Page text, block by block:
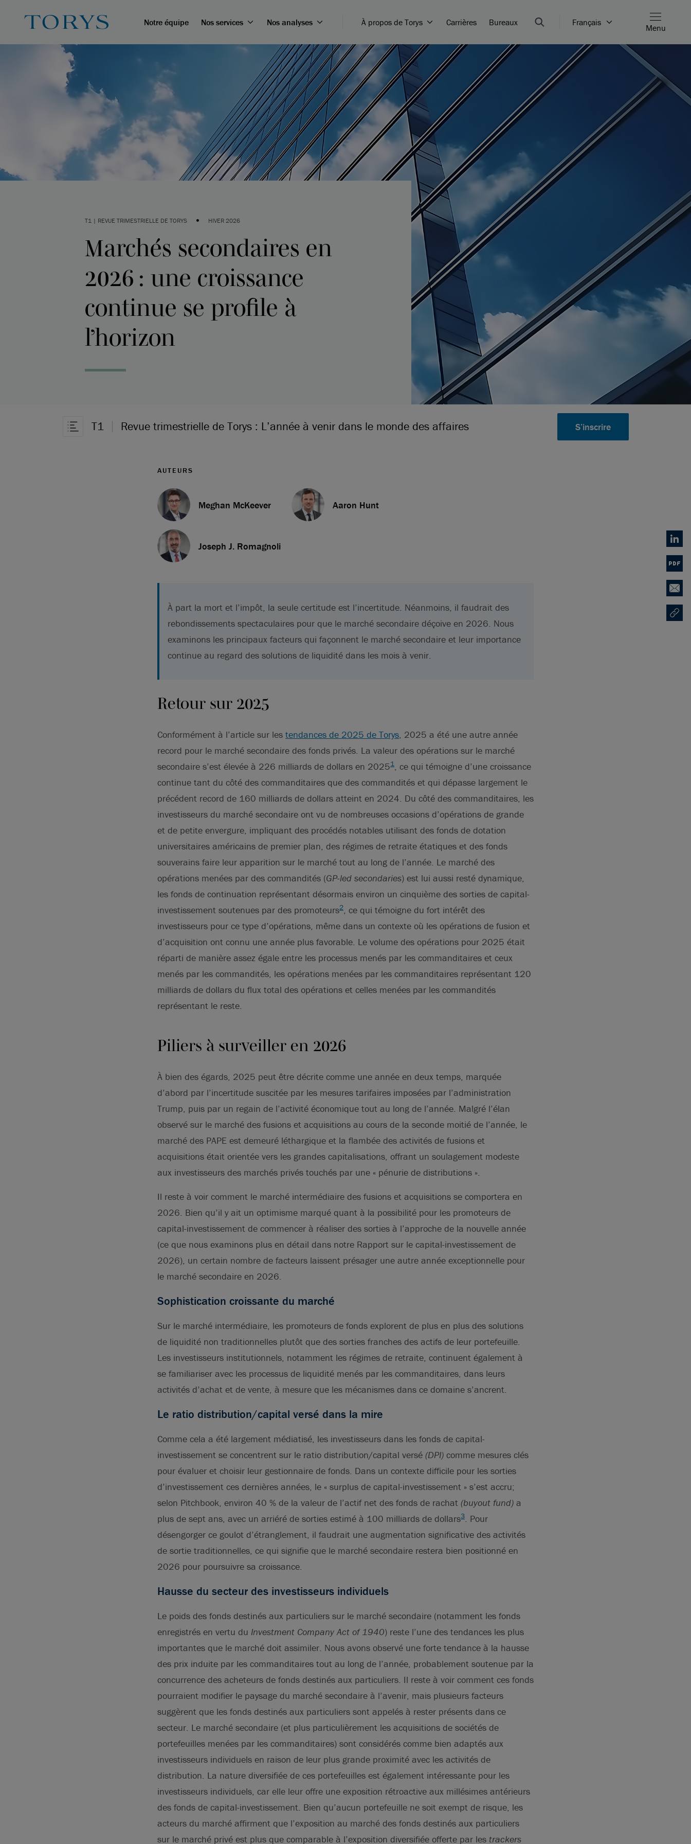
Notre équipe Nos services Nos analyses À propos de Torys Carrières Bureaux Français
Menu
T1 | REVUE TRIMESTRIELLE DE TORYS • HIVER 2026
Marchés secondaires en
2026 : une croissance
continue se profile à
l’horizon
Ouvrir la navigation dans l’article
T1 Revue trimestrielle de Torys : L’année à venir dans le monde des affaires S’inscrire
AUTEURS
Meghan McKeever Aaron Hunt
Joseph J. Romagnoli
À part la mort et l’impôt, la seule certitude est l’incertitude. Néanmoins, il faudrait des
rebondissements spectaculaires pour que le marché secondaire déçoive en 2026. Nous
examinons les principaux facteurs qui façonnent le marché secondaire et leur importance
continue au regard des solutions de liquidité dans les mois à venir.
Retour sur 2025
Conformément à l’article sur les tendances de 2025 de Torys, 2025 a été une autre année
record pour le marché secondaire des fonds privés. La valeur des opérations sur le marché
secondaire s’est élevée à 226 milliards de dollars en 20251, ce qui témoigne d’une croissance
continue tant du côté des commanditaires que des commandités et qui dépasse largement le
précédent record de 160 milliards de dollars atteint en 2024. Du côté des commanditaires, les
investisseurs du marché secondaire ont vu de nombreuses occasions d’opérations de grande
et de petite envergure, impliquant des procédés notables utilisant des fonds de dotation
universitaires américains de premier plan, des régimes de retraite étatiques et des fonds
souverains faire leur apparition sur le marché tout au long de l’année. Le marché des
opérations menées par des commandités (GP-led secondaries) est lui aussi resté dynamique,
les fonds de continuation représentant désormais environ un cinquième des sorties de capital-
investissement soutenues par des promoteurs2, ce qui témoigne du fort intérêt des
investisseurs pour ce type d’opérations, même dans un contexte où les opérations de fusion et
d’acquisition ont connu une année plus favorable. Le volume des opérations pour 2025 était
réparti de manière assez égale entre les processus menés par les commanditaires et ceux
menés par les commandités, les opérations menées par les commanditaires représentant 120
milliards de dollars du flux total des opérations et celles menées par les commandités
représentant le reste.
Piliers à surveiller en 2026
À bien des égards, 2025 peut être décrite comme une année en deux temps, marquée
d’abord par l’incertitude suscitée par les mesures tarifaires imposées par l’administration
Trump, puis par un regain de l’activité économique tout au long de l’année. Malgré l’élan
observé sur le marché des fusions et acquisitions au cours de la seconde moitié de l’année, le
marché des PAPE est demeuré léthargique et la flambée des activités de fusions et
acquisitions était orientée vers les grandes capitalisations, offrant un soulagement modeste
aux investisseurs des marchés privés touchés par une « pénurie de distributions ».
Il reste à voir comment le marché intermédiaire des fusions et acquisitions se comportera en
2026. Bien qu’il y ait un optimisme marqué quant à la possibilité pour les promoteurs de
capital-investissement de commencer à réaliser des sorties à l’approche de la nouvelle année
(ce que nous examinons plus en détail dans notre Rapport sur le capital-investissement de
2026), un certain nombre de facteurs laissent présager une autre année exceptionnelle pour
le marché secondaire en 2026.
Sophistication croissante du marché
Sur le marché intermédiaire, les promoteurs de fonds explorent de plus en plus des solutions
de liquidité non traditionnelles plutôt que des sorties franches des actifs de leur portefeuille.
Les investisseurs institutionnels, notamment les régimes de retraite, continuent également à
se familiariser avec les processus de liquidité menés par les commanditaires, dans leurs
activités d’achat et de vente, à mesure que les mécanismes dans ce domaine s’ancrent.
Le ratio distribution/capital versé dans la mire
Comme cela a été largement médiatisé, les investisseurs dans les fonds de capital-
investissement se concentrent sur le ratio distribution/capital versé (DPI) comme mesures clés
pour évaluer et choisir leur gestionnaire de fonds. Dans un contexte difficile pour les sorties
d’investissement ces dernières années, le « surplus de capital-investissement » s’est accru;
selon Pitchbook, environ 40 % de la valeur de l’actif net des fonds de rachat (buyout fund) a
plus de sept ans, avec un arriéré de sorties estimé à 100 milliards de dollars3. Pour
désengorger ce goulot d’étranglement, il faudrait une augmentation significative des activités
de sortie traditionnelles, ce qui signifie que le marché secondaire restera bien positionné en
2026 pour poursuivre sa croissance.
Hausse du secteur des investisseurs individuels
Le poids des fonds destinés aux particuliers sur le marché secondaire (notamment les fonds
enregistrés en vertu du Investment Company Act of 1940) reste l’une des tendances les plus
importantes que le marché doit assimiler. Nous avons observé une forte tendance à la hausse
des prix induite par les commanditaires tout au long de l’année, probablement soutenue par la
concurrence des acheteurs de fonds destinés aux particuliers. Il reste à voir comment ces fonds
pourraient modifier le paysage du marché secondaire à l’avenir, mais plusieurs facteurs
suggèrent que les fonds destinés aux particuliers sont appelés à rester présents dans ce
secteur. Le marché secondaire (et plus particulièrement les acquisitions de sociétés de
portefeuilles menées par les commanditaires) sont considérés comme bien adaptés aux
investisseurs individuels en raison de leur plus grande proximité avec les activités de
distribution. La nature diversifiée de ces portefeuilles est également intéressante pour les
investisseurs individuels, car elle leur offre une exposition rétroactive aux millésimes antérieurs
des fonds de capital-investissement. Bien qu’aucun portefeuille ne soit exempt de risque, les
acteurs du marché affirment que l’exposition au marché des fonds destinés aux particuliers
sur le marché privé est plus que comparable à l’exposition diversifiée offerte par les trackers
PDF
Email
Copy